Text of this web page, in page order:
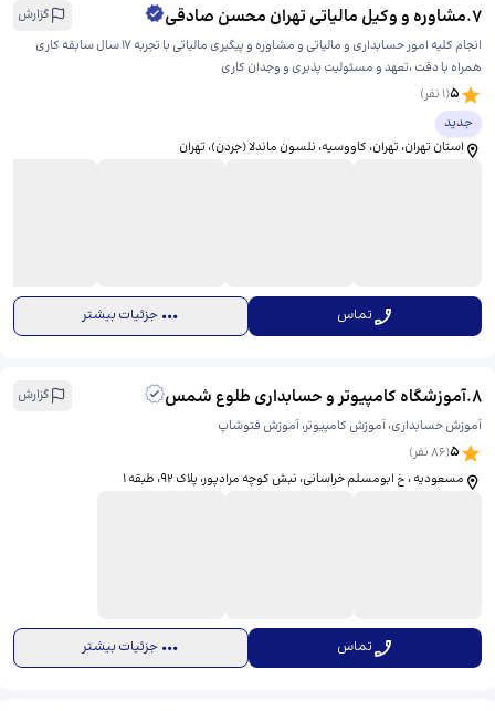
7
.مشاوره و وکیل مالیاتی تهران محسن صادقی
گزارش
انجام کلیه امور حسابداری و مالیاتی و مشاوره و پیگیری مالیاتی با تجربه 17 سال سابقه کاری
همراه با دقت ،تعهد و مسئولیت پذیری و وجدان کاری
5
(
1 نفر)
جدید
استان تهران، تهران، کاووسیه، نلسون ماندلا (جردن)، ​تهران
تماس جزئیات بیشتر
8
.آموزشگاه کامپیوتر و حسابداری طلوع شمس
گزارش
آموزش حسابداری، آموزش کامپیوتر، آموزش فتوشاپ
5
(
86نفر)
مسعودیه ، خ ابومسلم خراسانی، نبش کوچه مرادپور، پلاک ۹۲، طبقه ۱
تماس جزئیات بیشتر